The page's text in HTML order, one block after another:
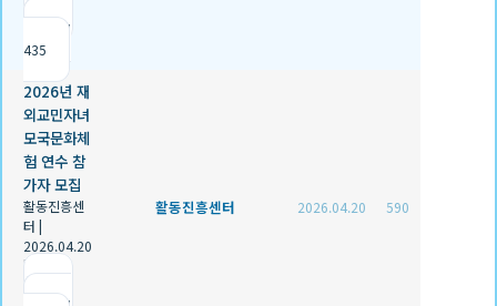
조회
435
2026년 재
외교민자녀
모국문화체
험 연수 참
가자 모집
활동진흥센
터 |
2026.04.20
|
활동진흥센터 2026.04.20 590